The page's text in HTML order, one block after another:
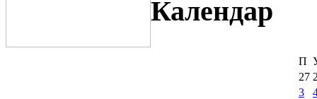
Календар
П
27
3